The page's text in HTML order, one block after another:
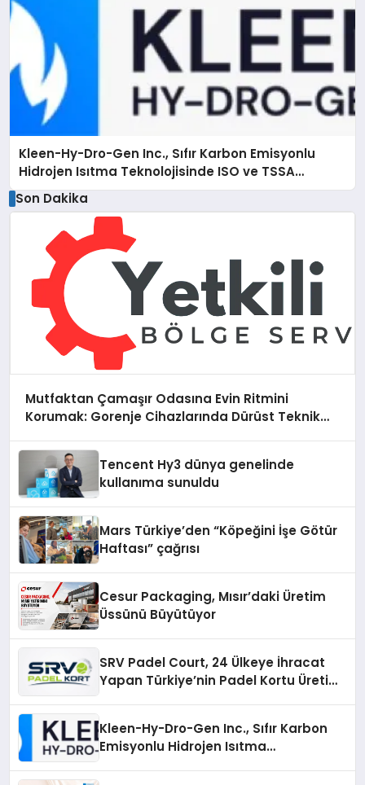
Kleen-Hy-Dro-Gen Inc., Sıfır Karbon Emisyonlu
Hidrojen Isıtma Teknolojisinde ISO ve TSSA
Düzenleyici Onaylarını Aldı
Son Dakika
Mutfaktan Çamaşır Odasına Evin Ritmini
Korumak: Gorenje Cihazlarında Dürüst Teknik
Tencent Hy3 dünya genelinde
kullanıma sunuldu
Mars Türkiye’den “Köpeğini İşe Götür
Haftası” çağrısı
Cesur Packaging, Mısır’daki Üretim
Üssünü Büyütüyor
SRV Padel Court, 24 Ülkeye İhracat
Yapan Türkiye’nin Padel Kortu Üretim
Kleen-Hy-Dro-Gen Inc., Sıfır Karbon
Emisyonlu Hidrojen Isıtma